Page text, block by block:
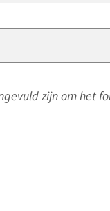
zijn om het